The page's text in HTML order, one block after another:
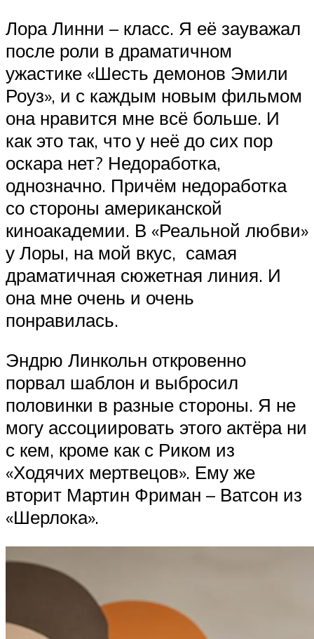
Лора Линни – класс. Я её зауважал
после роли в драматичном
ужастике «Шесть демонов Эмили
Роуз», и с каждым новым фильмом
она нравится мне всё больше. И
как это так, что у неё до сих пор
оскара нет? Недоработка,
однозначно. Причём недоработка
со стороны американской
киноакадемии. В «Реальной любви»
у Лоры, на мой вкус, самая
драматичная сюжетная линия. И
она мне очень и очень
понравилась.
Эндрю Линкольн откровенно
порвал шаблон и выбросил
половинки в разные стороны. Я не
могу ассоциировать этого актёра ни
с кем, кроме как с Риком из
«Ходячих мертвецов». Ему же
вторит Мартин Фриман – Ватсон из
«Шерлока».